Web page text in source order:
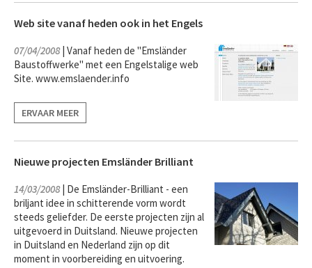
Web site vanaf heden ook in het Engels
07/04/2008| Vanaf heden de "Emsländer
Baustoffwerke" met een Engelstalige web
Site. www.emslaender.info
ERVAAR MEER
Nieuwe projecten Emsländer Brilliant
14/03/2008| De Emsländer-Brilliant - een
briljant idee in schitterende vorm wordt
steeds geliefder. De eerste projecten zijn al
uitgevoerd in Duitsland. Nieuwe projecten
in Duitsland en Nederland zijn op dit
moment in voorbereiding en uitvoering.